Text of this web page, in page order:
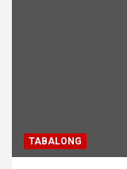
TABALONG